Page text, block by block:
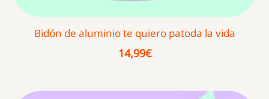
Bidón de aluminio te quiero patoda la vida
14,99€